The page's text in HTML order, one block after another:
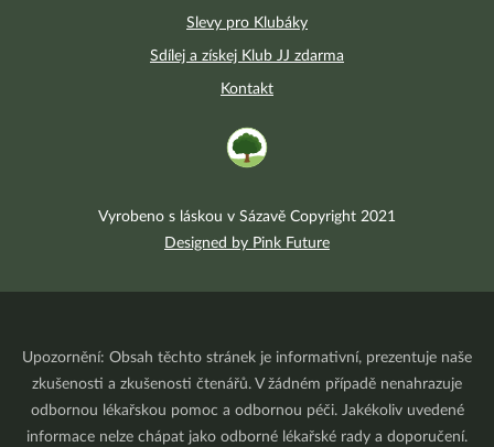
Slevy pro Klubáky
Sdílej a získej Klub JJ zdarma
Kontakt
Vyrobeno s láskou v Sázavě Copyright 2021
Designed by Pink Future
Upozornění: Obsah těchto stránek je informativní, prezentuje naše
zkušenosti a zkušenosti čtenářů. V žádném případě nenahrazuje
odbornou lékařskou pomoc a odbornou péči. Jakékoliv uvedené
informace nelze chápat jako odborné lékařské rady a doporučení.